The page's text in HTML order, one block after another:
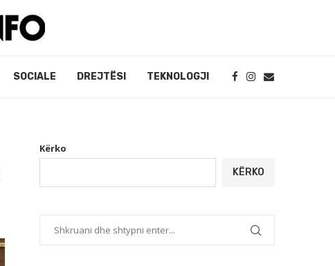
SOCIALE DREJTËSI TEKNOLOGJI
Kërko
KËRKO